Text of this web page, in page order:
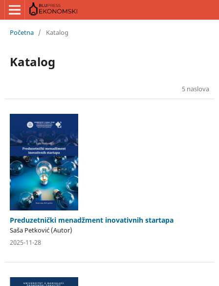
Početna / Katalog
Katalog
5 naslova
Preduzetnički menadžment inovativnih startapa
Saša Petković (Autor)
2025-11-28